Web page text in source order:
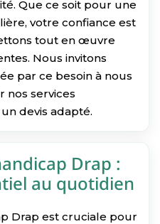
Que ce soit pour une
votre confiance est
tout en œuvre
Nous invitons
par ce besoin à nous
nos services
devis adapté.
Drap :
au quotidien
Drap est cruciale pour